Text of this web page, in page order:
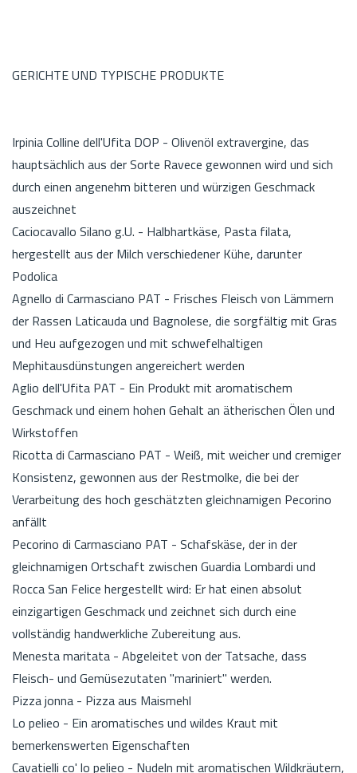
GERICHTE UND TYPISCHE PRODUKTE
Irpinia Colline dell'Ufita DOP - Olivenöl extravergine, das
hauptsächlich aus der Sorte Ravece gewonnen wird und sich
durch einen angenehm bitteren und würzigen Geschmack
auszeichnet
Caciocavallo Silano g.U. - Halbhartkäse, Pasta filata,
hergestellt aus der Milch verschiedener Kühe, darunter
Podolica
Agnello di Carmasciano PAT - Frisches Fleisch von Lämmern
der Rassen Laticauda und Bagnolese, die sorgfältig mit Gras
und Heu aufgezogen und mit schwefelhaltigen
Mephitausdünstungen angereichert werden
Aglio dell'Ufita PAT - Ein Produkt mit aromatischem
Geschmack und einem hohen Gehalt an ätherischen Ölen und
Wirkstoffen
Ricotta di Carmasciano PAT - Weiß, mit weicher und cremiger
Konsistenz, gewonnen aus der Restmolke, die bei der
Verarbeitung des hoch geschätzten gleichnamigen Pecorino
anfällt
Pecorino di Carmasciano PAT - Schafskäse, der in der
gleichnamigen Ortschaft zwischen Guardia Lombardi und
Rocca San Felice hergestellt wird: Er hat einen absolut
einzigartigen Geschmack und zeichnet sich durch eine
vollständig handwerkliche Zubereitung aus.
Menesta maritata - Abgeleitet von der Tatsache, dass
Fleisch- und Gemüsezutaten "mariniert" werden.
Pizza jonna - Pizza aus Maismehl
Lo pelieo - Ein aromatisches und wildes Kraut mit
bemerkenswerten Eigenschaften
Cavatielli co' lo pelieo - Nudeln mit aromatischen Wildkräutern,